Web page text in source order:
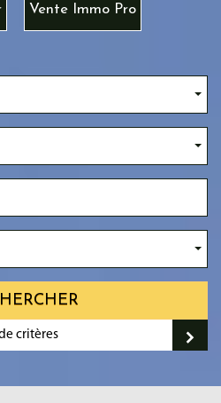
Vente Immo Pro
critères